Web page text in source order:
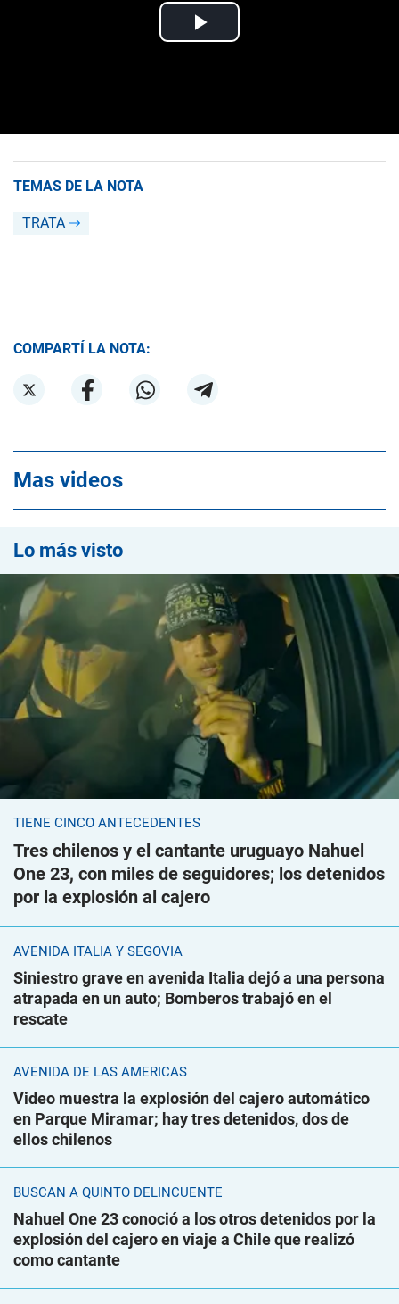
TEMAS DE LA NOTA
TRATA
COMPARTÍ LA NOTA:
Mas videos
Lo más visto
TIENE CINCO ANTECEDENTES
Tres chilenos y el cantante uruguayo Nahuel
One 23, con miles de seguidores; los detenidos
por la explosión al cajero
AVENIDA ITALIA Y SEGOVIA
Siniestro grave en avenida Italia dejó a una persona
atrapada en un auto; Bomberos trabajó en el
rescate
AVENIDA DE LAS AMÉRICAS
Video muestra la explosión del cajero automático
en Parque Miramar; hay tres detenidos, dos de
ellos chilenos
BUSCAN A QUINTO DELINCUENTE
Nahuel One 23 conoció a los otros detenidos por la
explosión del cajero en viaje a Chile que realizó
como cantante